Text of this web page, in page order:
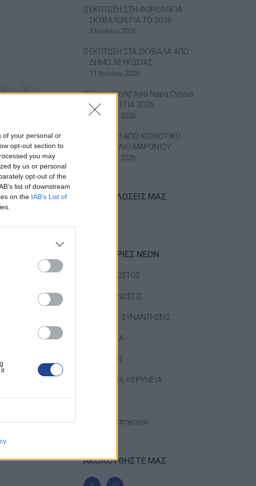
of your personal or
opt-out section to
you may
by us or personal
opt-out of the
list of downstream
on the IAB’s List of
ΕΚΠΤΩΣΗ ΣΤΗ ΦΟΡΟΛΟΓΙΑ
ΣΚΥΒΑΛΩΝ ΓΙΑ ΤΟ 2026
3 Ιουλίου 2026
ΕΚΠΤΩΣΗ ΣΤΑ ΣΚΥΒΑΛΑ ΑΠΟ
ΔΗΜΟ ΛΕΥΚΩΣΙΑΣ
11 Ιουνίου 2026
Water World Ayia Napa Cyprus
ΕΚΠΤΩΣΗ ΓΙΑ 2026
8 Ιουνίου 2026
ΕΚΠΤΩΣΗ ΑΠΟ ΚΟΙΝΟΤΙΚΟ
ΣΥΜΒΟΥΛΙΟ ΜΑΡΩΝΙΟΥ
3 Ιουνίου 2026
ΟΙ ΕΚΔΗΛΩΣΕΙΣ ΜΑΣ
ΚΑΤΗΓΟΡΙΕΣ ΝΕΩΝ
ΑΜΜΟΧΩΣΤΟΣ
ΑΝΑΚΟΙΝΩΣΕΙΣ
ΔΡΑΣΕΙΣ-ΣΥΝΑΝΤΗΣΕΙΣ
ΛΑΡΝΑΚΑ
ΛΕΜΕΣΟΣ
ΛΕΥΚΩΣΙΑ-ΚΕΡΥΝΕΙΑ
Χωρίς κατηγορία
ΑΚΟΛΟΥΘΗΣΤΕ ΜΑΣ